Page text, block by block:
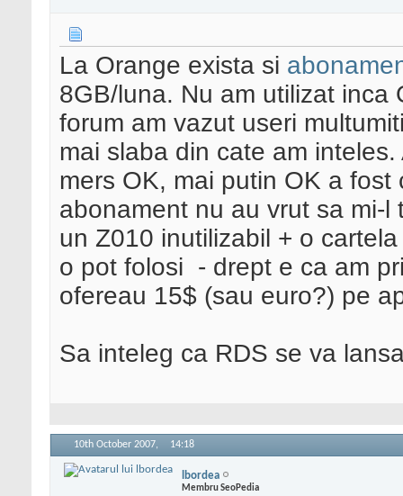
La Orange exista si
8GB/luna. Nu am utilizat
forum am vazut useri
mai slaba din cate am
mers OK, mai putin OK a
abonament nu au vrut sa mi-
un Z010 inutilizabil + o
o pot folosi - drept e ca am
ofereau 15$ (sau euro?) pe
Sa inteleg ca RDS se va
10th October 2007, 14:18
lbordea
Membru SeoPedia